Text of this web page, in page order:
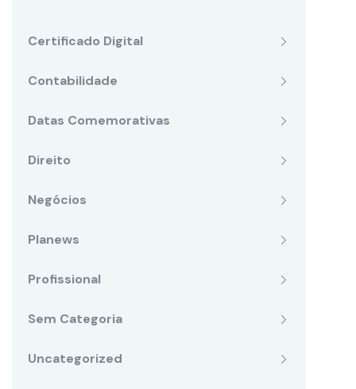
Certificado Digital
Contabilidade
Datas Comemorativas
Direito
Negócios
Planews
Profissional
Sem Categoria
Uncategorized